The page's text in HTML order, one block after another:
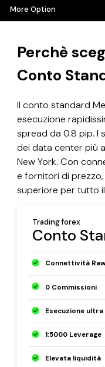
More Option
Perchè
Conto
Il conto standard
esecuzione
spread da 0.8 pip. I
dei data center più
New York. Con
e fornitori di
superiore per tutto
Trading forex
Conto
Connettività
0 Commissioni
Esecuzione
1:5000 Leverage
Elevata liquidità